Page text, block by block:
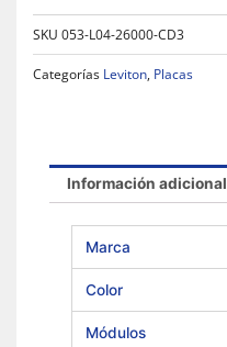
SKU 053-L04-26000-CD3
Categorías Leviton, Placas
Información adicional
Marca
Color
Módulos